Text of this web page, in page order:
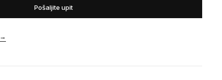
Pošaljite upit